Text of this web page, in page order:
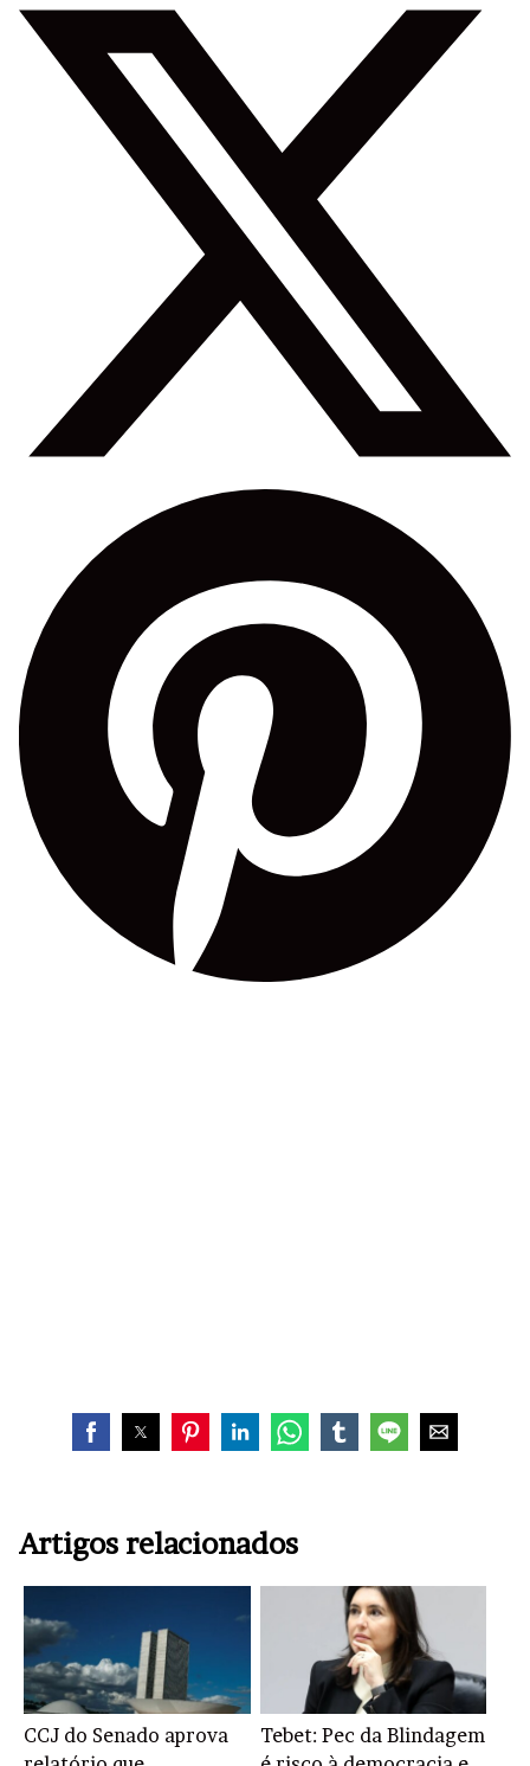
Artigos relacionados
CCJ do Senado aprova
Tebet: Pec da Blindagem